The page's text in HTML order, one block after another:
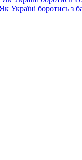
Україні боротись з